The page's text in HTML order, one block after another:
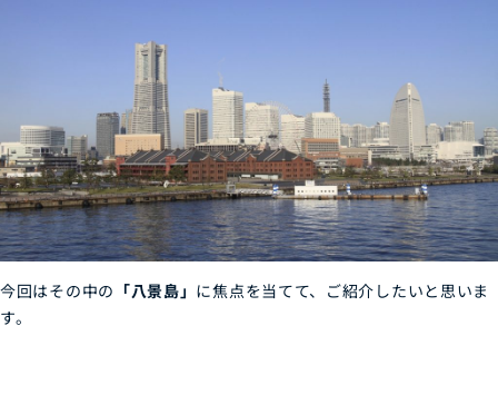
今回はその中の 「八景島」 に焦点を当てて、ご紹介したいと思いま
す。